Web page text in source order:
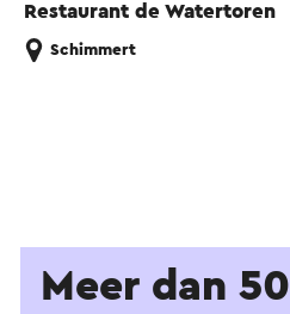
Restaurant de Watertoren
Schimmert
Meer dan